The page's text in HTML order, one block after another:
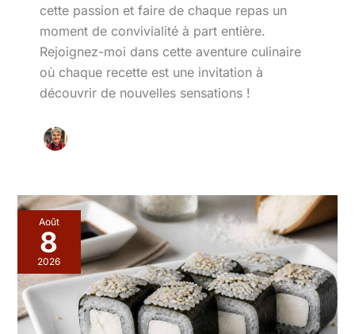
cette passion et faire de chaque repas un
moment de convivialité à part entière.
Rejoignez-moi dans cette aventure culinaire
où chaque recette est une invitation à
découvrir de nouvelles sensations !
Août
8
2026